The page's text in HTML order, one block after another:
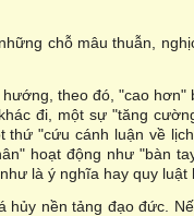
chỗ mâu thuẫn,
theo đó, "cao hơn"
đi, một sự "tăng
"cứu cánh luận về
hoạt động như "bàn
là ý nghĩa hay quy luật
nền tảng đạo đức.